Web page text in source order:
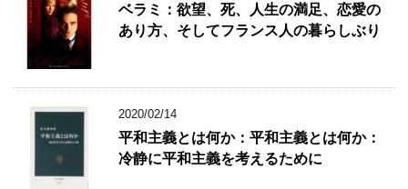
ベラミ：欲望、死、人生の満足、恋愛の
あり方、そしてフランス人の暮らしぶり
2020/02/14
平和主義とは何か：平和主義とは何か：
冷静に平和主義を考えるために